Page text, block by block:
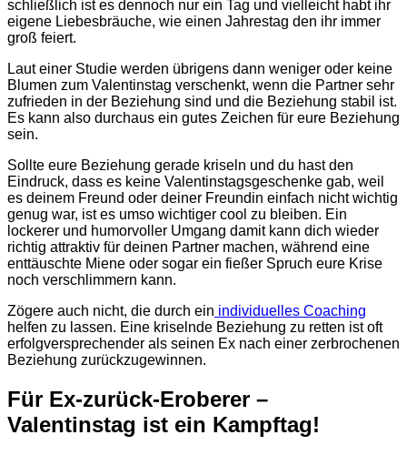
schließlich ist es dennoch nur ein Tag und vielleicht habt ihr
eigene Liebesbräuche, wie einen Jahrestag den ihr immer
groß feiert.
Laut einer Studie werden übrigens dann weniger oder keine
Blumen zum Valentinstag verschenkt, wenn die Partner sehr
zufrieden in der Beziehung sind und die Beziehung stabil ist.
Es kann also durchaus ein gutes Zeichen für eure Beziehung
sein.
Sollte eure Beziehung gerade kriseln und du hast den
Eindruck, dass es keine Valentinstagsgeschenke gab, weil
es deinem Freund oder deiner Freundin einfach nicht wichtig
genug war, ist es umso wichtiger cool zu bleiben. Ein
lockerer und humorvoller Umgang damit kann dich wieder
richtig attraktiv für deinen Partner machen, während eine
enttäuschte Miene oder sogar ein fießer Spruch eure Krise
noch verschlimmern kann.
Zögere auch nicht, die durch ein individuelles Coaching
helfen zu lassen. Eine kriselnde Beziehung zu retten ist oft
erfolgversprechender als seinen Ex nach einer zerbrochenen
Beziehung zurückzugewinnen.
Für Ex-zurück-Eroberer –
Valentinstag ist ein Kampftag!